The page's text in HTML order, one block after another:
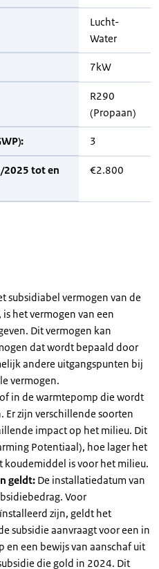
Lucht-
Water
7kW
R290
(Propaan)
3
2025 tot en
€2.800
subsidiabel vermogen van de
het vermogen van een
Dit vermogen kan
dat wordt bepaald door
andere uitgangspunten bij
vermogen.
in de warmtepomp die wordt
Er zijn verschillende soorten
impact op het milieu. Dit
Potentiaal), hoe lager het
koudemiddel is voor het milieu.
geldt: De installatiedatum van
Voor
zijn, geldt het
subsidie aanvraagt voor een in
een bewijs van aanschaf uit
die gold in 2024. Dit